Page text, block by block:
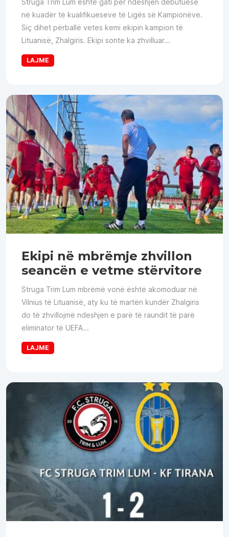
në kuadër të kualifikueseve të Ligës së Kampionëve.
Siç dihet përballë vetes kemi ekipin kampion të
Lituanisë, Zhalgiris. Ekipi sonte ka zhvilluar...
LAJME
Ekipi në mbrëmje zhvillon
seancën e vetme stërvitore
Struga Trim Lum mbrëmë vonë është akomoduar në
Vilnius të Lituanisë, aty ku të martën kundër Zhalgiris
do të zhvillojmë ndeshjen e parë të raundit të parë
eliminator të UEFA...
LAJME